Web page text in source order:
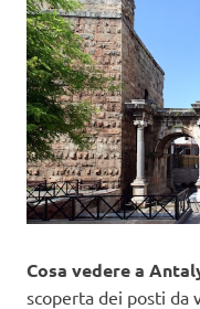
Cosa vedere a
scoperta dei posti da